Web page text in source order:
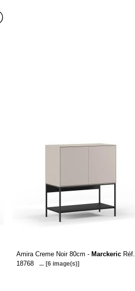
Amira Creme Noir 80cm - Marckeric Réf.
18768
... [6 image(s)]